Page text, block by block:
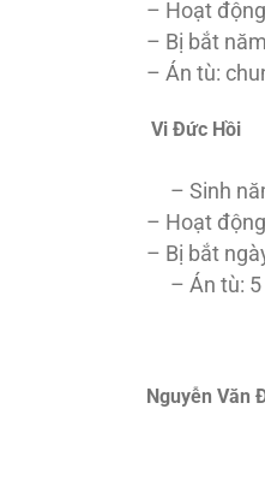
– Hoạt
– Bị bắt
– Án tù:
Vi Đức Hồi
– Sinh
– Hoạt
– Bị bắt
– Án tù: 5
Nguyễn Văn